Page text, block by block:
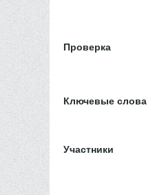
Проверка
Ключевые слова
Участники